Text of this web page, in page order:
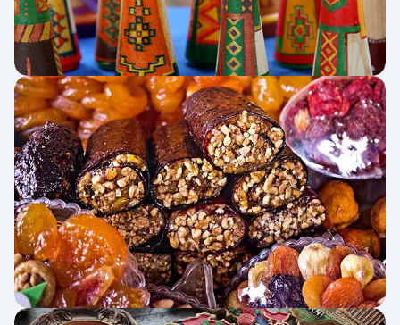
ձեռագործ աշխատանքներ)؛ هنر دست
مردم ارمنستان
قالیچه (գորգ)؛ نقش و نگارهای زیبا باکیفیت
عالی
لباس سنتی (ավանդական զգեստ)؛ از
سوغات معروف کشور ارمنستان
انار نمادین (Նուռ)؛ هر چیزی که شبیه به انار
باشد
قهوه (սուրճ)؛ محبوب‌ترین سوغات خوراکی
ارمنستان
شکلات (շոկոլադ)؛ طعمی خوشمزه و